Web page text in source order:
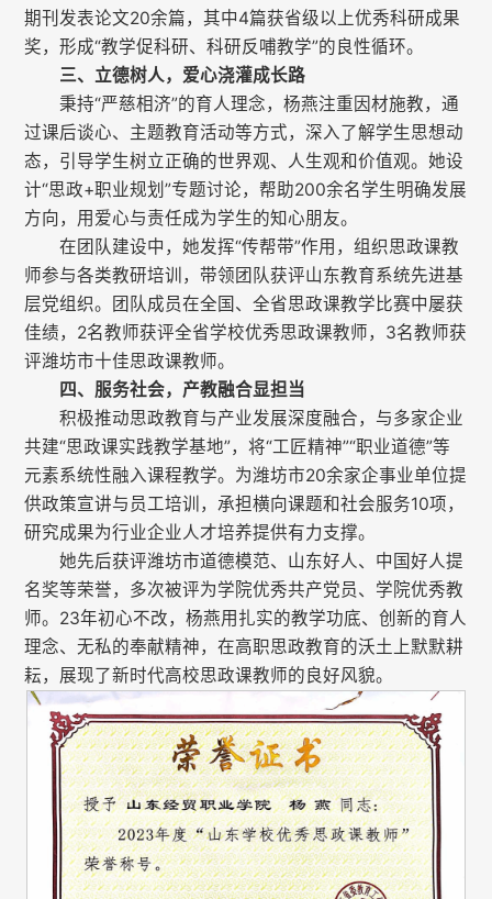
期刊发表论文20余篇，其中4篇获省级以上优秀科研成果
奖，形成“教学促科研、科研反哺教学”的良性循环。
三、立德树人，爱心浇灌成长路
秉持“严慈相济”的育人理念，杨燕注重因材施教，通
过课后谈心、主题教育活动等方式，深入了解学生思想动
态，引导学生树立正确的世界观、人生观和价值观。她设
计“思政+职业规划”专题讨论，帮助200余名学生明确发展
方向，用爱心与责任成为学生的知心朋友。
在团队建设中，她发挥“传帮带”作用，组织思政课教
师参与各类教研培训，带领团队获评山东教育系统先进基
层党组织。团队成员在全国、全省思政课教学比赛中屡获
佳绩，2名教师获评全省学校优秀思政课教师，3名教师获
评潍坊市十佳思政课教师。
四、服务社会，产教融合显担当
积极推动思政教育与产业发展深度融合，与多家企业
共建“思政课实践教学基地”，将“工匠精神”“职业道德”等
元素系统性融入课程教学。为潍坊市20余家企事业单位提
供政策宣讲与员工培训，承担横向课题和社会服务10项，
研究成果为行业企业人才培养提供有力支撑。
她先后获评潍坊市道德模范、山东好人、中国好人提
名奖等荣誉，多次被评为学院优秀共产党员、学院优秀教
师。23年初心不改，杨燕用扎实的教学功底、创新的育人
理念、无私的奉献精神，在高职思政教育的沃土上默默耕
耘，展现了新时代高校思政课教师的良好风貌。